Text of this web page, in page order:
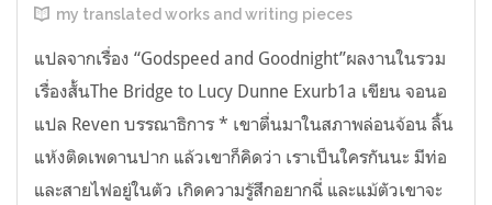
my translated works and writing pieces
แปลจากเรื่อง “Godspeed and Goodnight”ผลงานในรวม
เรื่องสั้นThe Bridge to Lucy Dunne Exurb1a เขียน จอนอ
แปล Reven บรรณาธิการ * เขาตื่นมาในสภาพล่อนจ้อน ลิ้น
แห้งติดเพดานปาก แล้วเขาก็คิดว่า เราเป็นใครกันนะ มีท่อ
และสายไฟอยู่ในตัว เกิดความรู้สึกอยากฉี่ และแม้ตัวเขาจะ